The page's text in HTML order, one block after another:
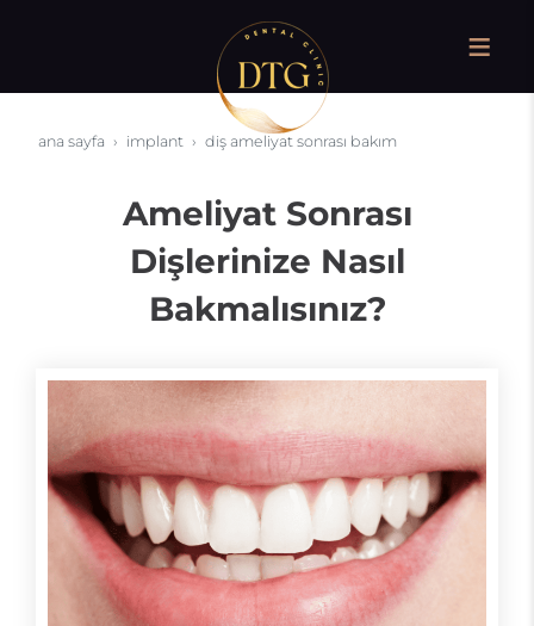
ana sayfa i̇mplant diş ameliyat sonrası bakım
Ameliyat Sonrası
Dişlerinize Nasıl
Bakmalısınız?